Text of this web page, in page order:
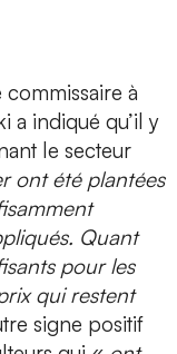
à
a indiqué qu’il y
le secteur
ont été plantées
Quant
pour les
qui restent
signe positif